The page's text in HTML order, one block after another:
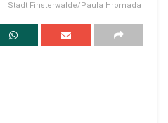
Stadt Finsterwalde/Paula Hromada